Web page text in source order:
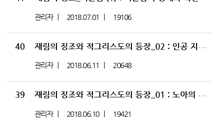
관리자 2018.07.01 19106
40 재림의 징조와 적그리스도의 등장_02 : 인공 지능 얼굴 안면 인식을 통한 적그리스도 빅브라더의 철권 통치
관리자 2018.06.11 20648
39 재림의 징조와 적그리스도의 등장_01 : 노아의 시대 유전자 변형과 인간 복제 그리고 동성애
관리자 2018.06.10 19421